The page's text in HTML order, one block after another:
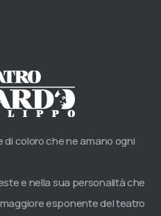
coloro che ne amano ogni
e nella sua personalità che
maggiore esponente del teatro